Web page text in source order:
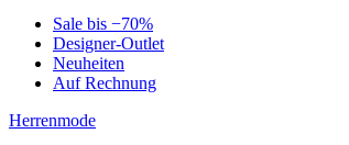
Sale bis −70%
Designer-Outlet
Neuheiten
Auf Rechnung
Herrenmode